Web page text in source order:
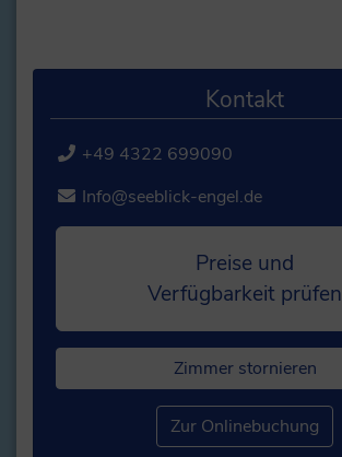
Kontakt
+49 4322 699090
Info@seeblick-engel.de
Preise und
Verfügbarkeit prüfen
Zimmer stornieren
Zur Onlinebuchung